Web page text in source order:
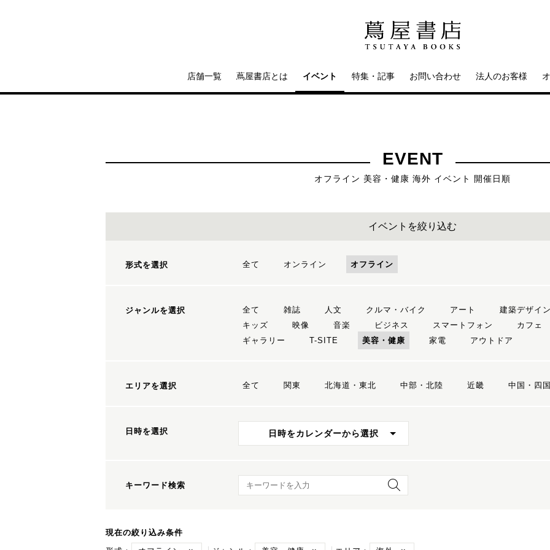
店舗一覧 蔦屋書店とは イベント 特集・記事 お問い合わせ 法人のお客様
EVENT
オフライン 美容・健康 海外 イベント 開催日順
イベントを絞り込む
形式を選択 全て オンライン オフライン
ジャンルを選択 全て 雑誌 人文 クルマ・バイク アート 建築デザイン
キッズ
映像 音楽 ビジネス スマートフォン カフェ
ギャラリー
T-SITE 美容・健康 家電 アウトドア
エリアを選択 全て 関東 北海道・東北 中部・北陸 近畿 中国・四国
日時を選択 日時をカレンダーから選択
キーワード検索 キーワード検索
現在の絞り込み条件